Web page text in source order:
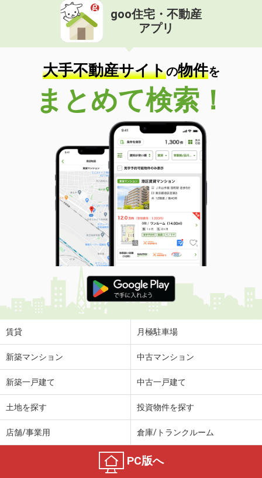
goo住宅・不動産
アプリ
大手不動産サイトの物件を
まとめて検索！
賃貸 月極駐車場
新築マンション 中古マンション
新築一戸建て 中古一戸建て
土地を探す 投資物件を探す
店舗/事業用 倉庫/トランクルーム
PC版へ